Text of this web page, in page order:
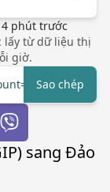
4 phút trước
lấy từ dữ liệu thị
giờ.
Sao chép
sang Đảo